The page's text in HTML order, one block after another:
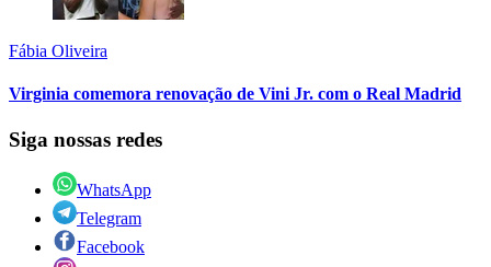
Fábia Oliveira
Virginia comemora renovação de Vini Jr. com o Real Madrid
Siga nossas redes
WhatsApp
Telegram
Facebook